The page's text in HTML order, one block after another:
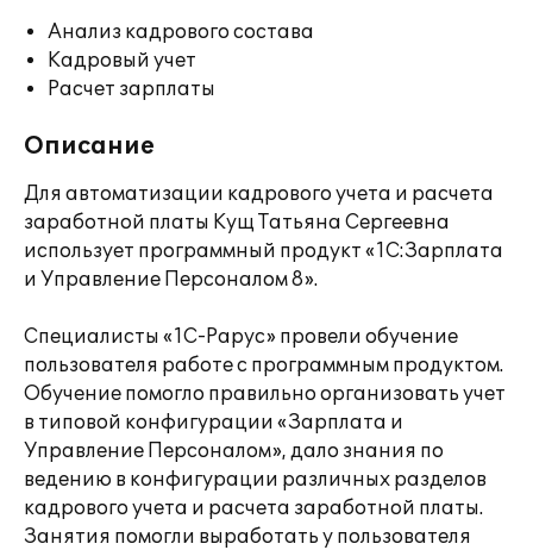
Анализ кадрового состава
Кадровый учет
Расчет зарплаты
Описание
Для автоматизации кадрового учета и расчета
заработной платы Кущ Татьяна Сергеевна
использует программный продукт «1С:Зарплата
и Управление Персоналом 8».
Специалисты «1С-Рарус» провели обучение
пользователя работе с программным продуктом.
Обучение помогло правильно организовать учет
в типовой конфигурации «Зарплата и
Управление Персоналом», дало знания по
ведению в конфигурации различных разделов
кадрового учета и расчета заработной платы.
Занятия помогли выработать у пользователя